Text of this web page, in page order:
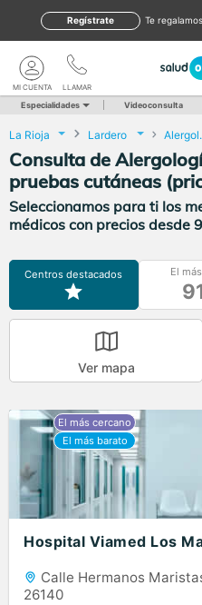
te regalamos
Regístrate
LLAMAR
MI CUENTA
Especialidades Videoconsulta
La Rioja Lardero
Consulta de
pruebas cutáneas
Seleccionamos para ti los
médicos con precios desde
Centros destacados El
Ver mapa
Hospital Viamed Los
Calle Hermanos
26140